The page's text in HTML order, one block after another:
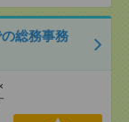
総務事務